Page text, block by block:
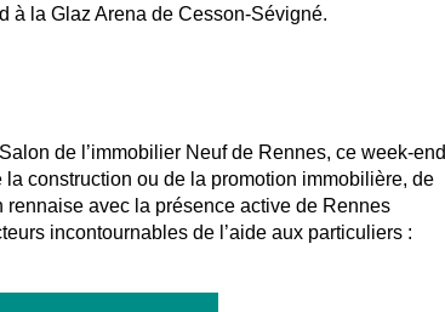
à la Glaz Arena de Cesson-Sévigné.
de l’immobilier Neuf de Rennes, ce week-end
construction ou de la promotion immobilière, de
avec la présence active de Rennes
incontournables de l’aide aux particuliers :